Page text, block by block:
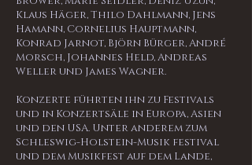
Klaus Häger,Thilo Dahlmann, Jens
Hamann, Cornelius Hauptmann,
Konrad Jarnot, Björn Bürger, André
Morsch, Johannes Held, Andreas
Weller und James Wagner.
Konzerte führten ihn zu Festivals
und in Konzertsäle in Europa, Asien
und den USA. Unter anderem zum
Schleswig-Holstein-Musik festival
und dem Musikfest auf dem Lande,